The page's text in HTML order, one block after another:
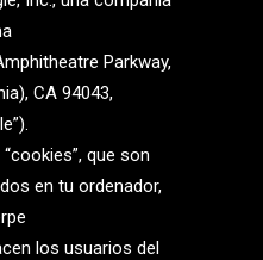
Parkway,
CA 94043,
que son
en tu ordenador,
los usuarios del